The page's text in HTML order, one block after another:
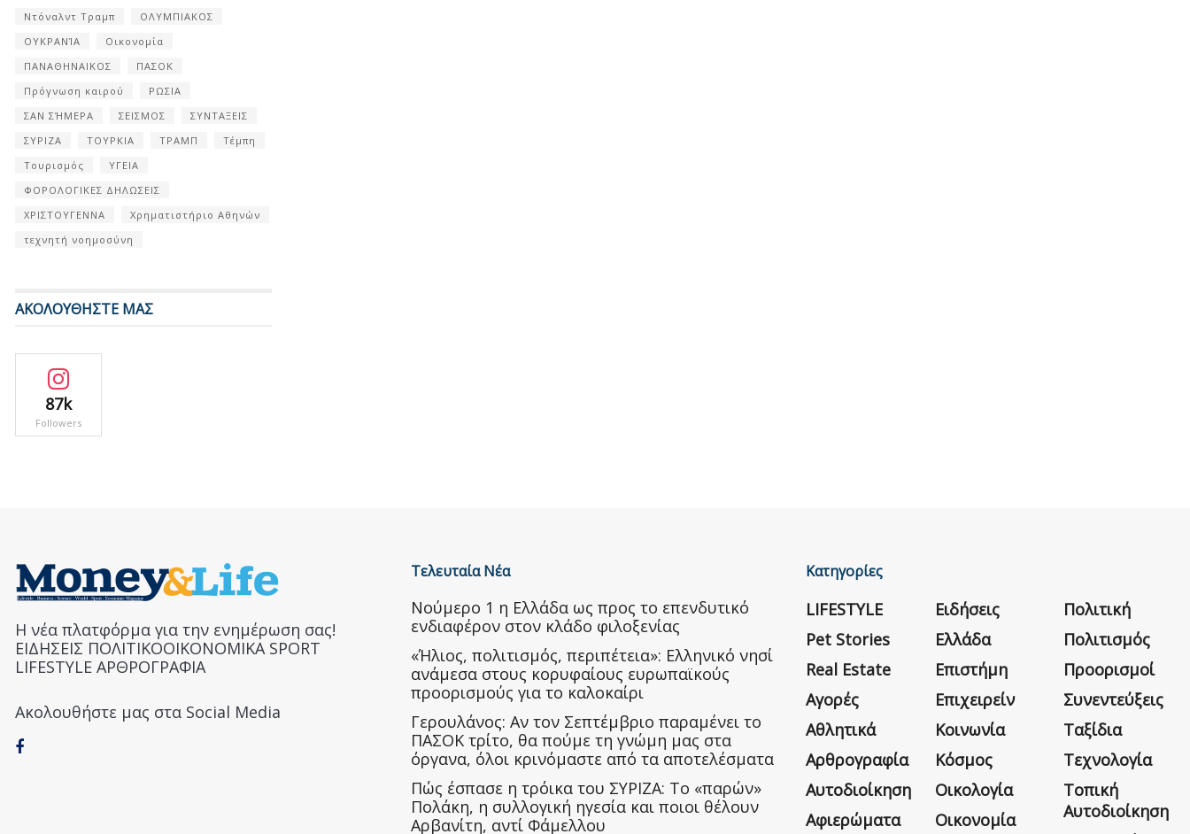
Ντόναλντ Τραμπ
ΟΛΥΜΠΙΑΚΟΣ
ΟΥΚΡΑΝΊΑ
Οικονομία
ΠΑΝΑΘΗΝΑΙΚΟΣ
ΠΑΣΟΚ
Πρόγνωση καιρού
ΡΩΣΙΑ
ΣΑΝ ΣΉΜΕΡΑ
ΣΕΙΣΜΟΣ
ΣΥΝΤΑΞΕΙΣ
ΣΥΡΙΖΑ
ΤΟΥΡΚΙΑ ΤΡΑΜΠ
Τέμπη
Τουρισμός
ΥΓΕΙΑ
ΦΟΡΟΛΟΓΙΚΕΣ ΔΗΛΩΣΕΙΣ
ΧΡΙΣΤΟΥΓΕΝΝΑ
Χρηματιστήριο Αθηνών
τεχνητή νοημοσύνη
ΑΚΟΛΟΥΘΗΣΤΕ ΜΑΣ
87k
Followers
Η νέα πλατφόρμα για την ενημέρωση σας!
ΕΙΔΗΣΕΙΣ ΠΟΛΙΤΙΚΟΟΙΚΟΝΟΜΙΚΑ SPORT
LIFESTYLE ΑΡΘΡΟΓΡΑΦΙΑ
Ακολουθήστε μας στα Social Media
Τελευταία Νέα
Nούμερο 1 η Ελλάδα ως προς το επενδυτικό
ενδιαφέρον στον κλάδο φιλοξενίας
«Ήλιος, πολιτισμός, περιπέτεια»: Ελληνικό νησί
ανάμεσα στους κορυφαίους ευρωπαϊκούς
προορισμούς για το καλοκαίρι
Γερουλάνος: Αν τον Σεπτέμβριο παραμένει το
ΠΑΣΟΚ τρίτο, θα πούμε τη γνώμη μας στα
όργανα, όλοι κρινόμαστε από τα αποτελέσματα
Πώς έσπασε η τρόικα του ΣΥΡΙΖΑ: Το «παρών»
Πολάκη, η συλλογική ηγεσία και ποιοι θέλουν
Αρβανίτη, αντί Φάμελλου
Κατηγορίες
LIFESTYLE
Pet Stories
Real Estate
Αγορές
Αθλητικά
Αρθρογραφία
Αυτοδιοίκηση
Αφιερώματα
Ειδήσεις
Ελλάδα
Επιστήμη
Επιχειρείν
Κοινωνία
Κόσμος
Οικολογία
Οικονομία
Πολιτική
Πολιτισμός
Προορισμοί
Συνεντεύξεις
Ταξίδια
Τεχνολογία
Τοπική
Αυτοδιοίκηση